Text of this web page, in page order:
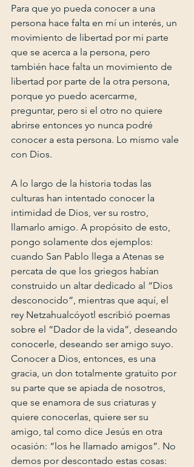
Para que yo pueda conocer a una
persona hace falta en mí un interés, un
movimiento de libertad por mi parte
que se acerca a la persona, pero
también hace falta un movimiento de
libertad por parte de la otra persona,
porque yo puedo acercarme,
preguntar, pero si el otro no quiere
abrirse entonces yo nunca podré
conocer a esta persona. Lo mismo vale
con Dios.
A lo largo de la historia todas las
culturas han intentado conocer la
intimidad de Dios, ver su rostro,
llamarlo amigo. A propósito de esto,
pongo solamente dos ejemplos:
cuando San Pablo llega a Atenas se
percata de que los griegos habían
construido un altar dedicado al “Dios
desconocido”, mientras que aquí, el
rey Netzahualcóyotl escribió poemas
sobre el “Dador de la vida”, deseando
conocerle, deseando ser amigo suyo.
Conocer a Dios, entonces, es una
gracia, un don totalmente gratuito por
su parte que se apiada de nosotros,
que se enamora de sus criaturas y
quiere conocerlas, quiere ser su
amigo, tal como dice Jesús en otra
ocasión: “los he llamado amigos”. No
demos por descontado estas cosas: